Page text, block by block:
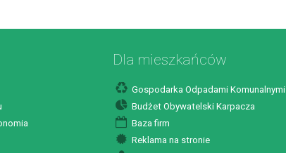
Dla mieszkańców
Gospodarka Odpadami Komunalnymi
Budżet Obywatelski Karpacza
Baza firm
Reklama na stronie